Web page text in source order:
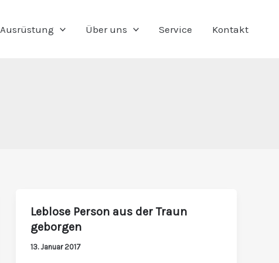
Ausrüstung Über uns Service Kontakt
Leblose Person aus der Traun
geborgen
13. Januar 2017
Leblose
Person
aus